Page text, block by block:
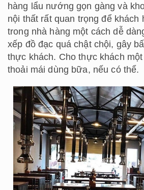
hàng lẩu nướng gọn gàng và
nội thất rất quan trọng để khách
trong nhà hàng một cách dễ
xếp đồ đạc quá chật chội, gây
thực khách. Cho thực khách
thoải mái dùng bữa, nếu có thể.